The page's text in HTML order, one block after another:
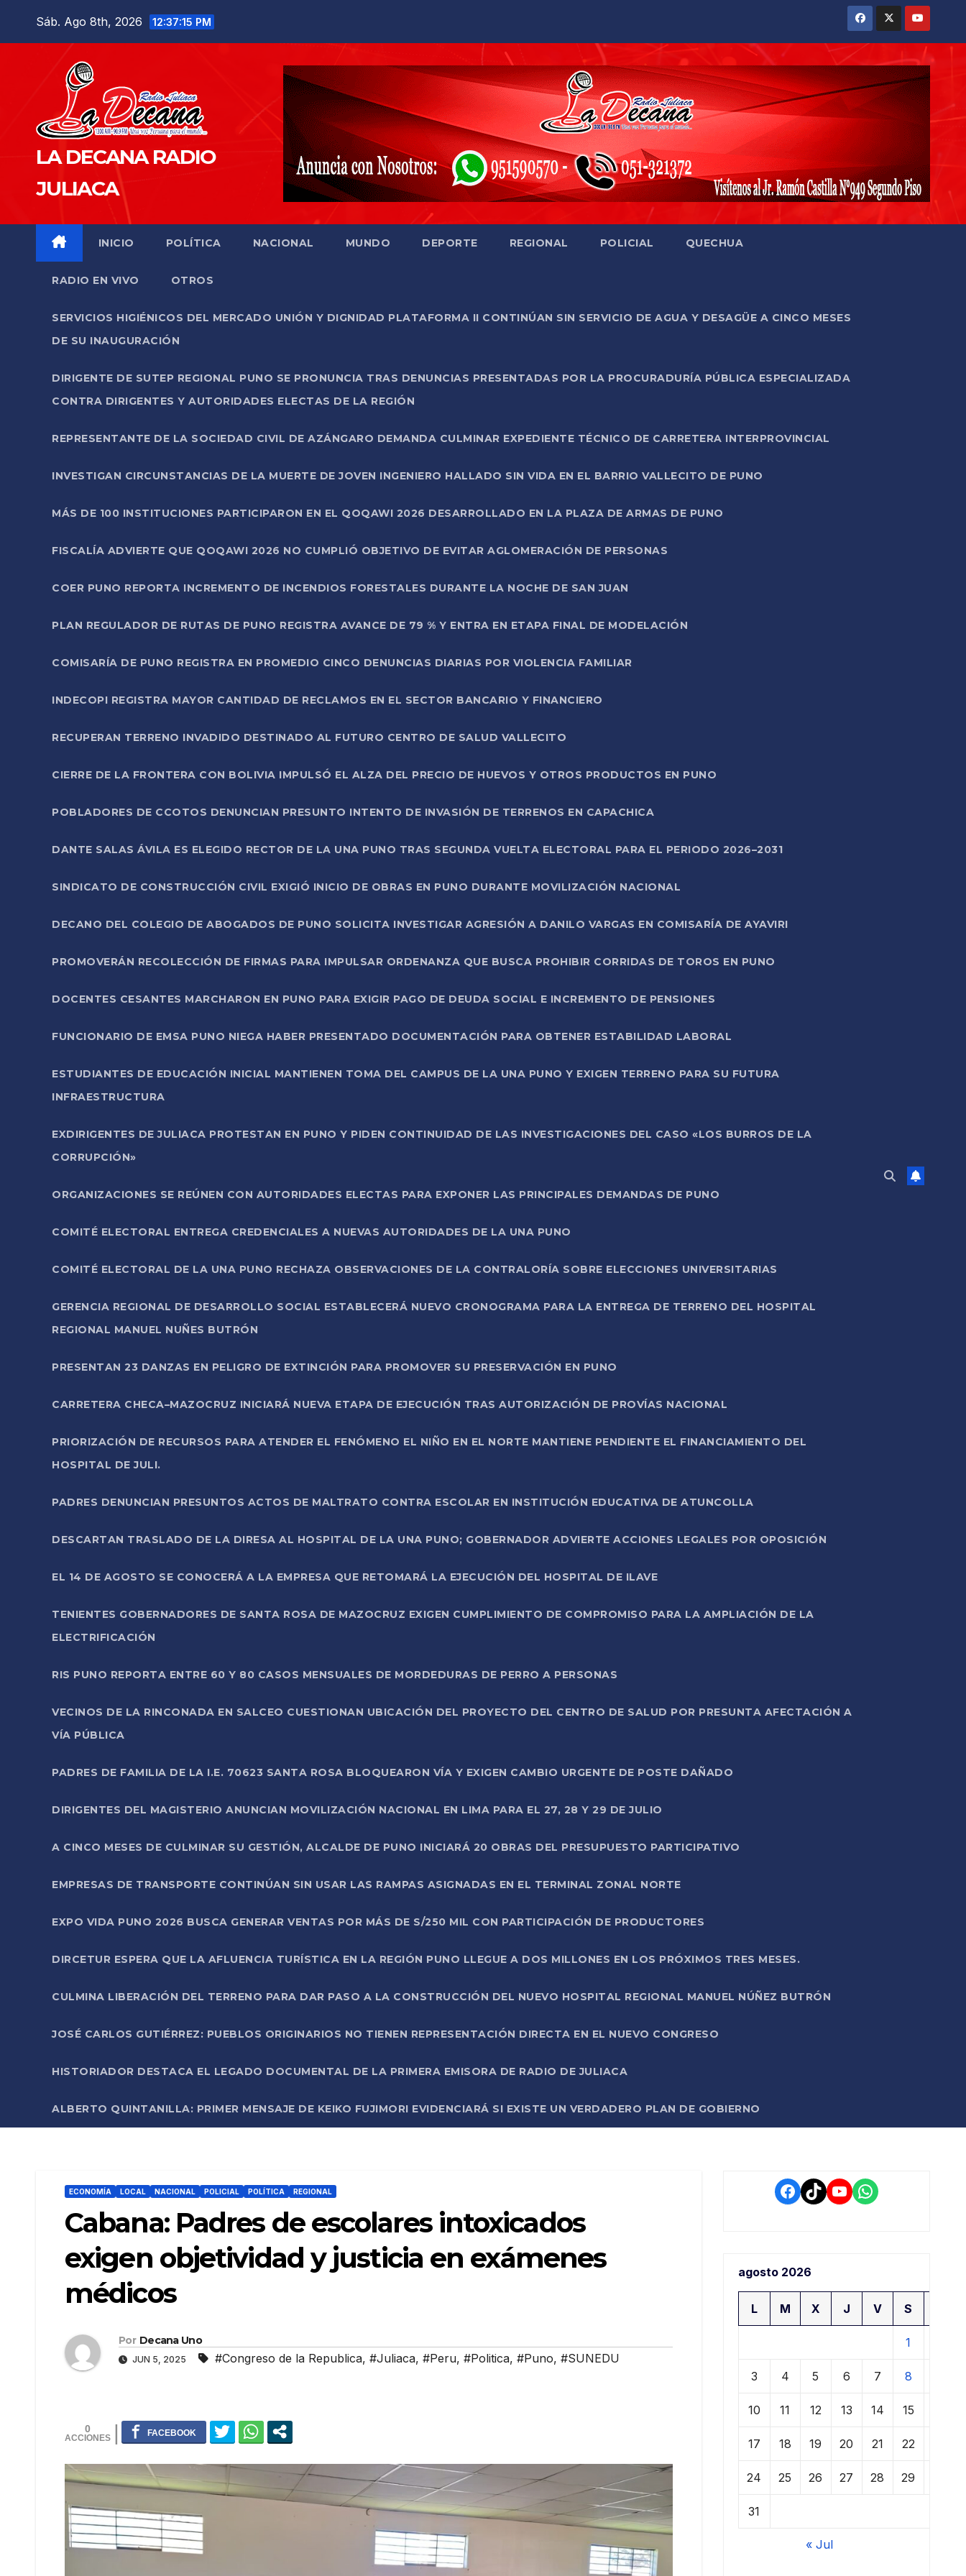
Sáb. Ago 8th, 2026 12:37:16 PM
LA DECANA RADIO
JULIACA
INICIO POLÍTICA NACIONAL MUNDO DEPORTE REGIONAL POLICIAL QUECHUA
RADIO EN VIVO OTROS
SERVICIOS HIGIÉNICOS DEL MERCADO UNIÓN Y DIGNIDAD PLATAFORMA II CONTINÚAN SIN SERVICIO DE AGUA Y DESAGÜE A CINCO MESES
DE SU INAUGURACIÓN
DIRIGENTE DE SUTEP REGIONAL PUNO SE PRONUNCIA TRAS DENUNCIAS PRESENTADAS POR LA PROCURADURÍA PÚBLICA ESPECIALIZADA
CONTRA DIRIGENTES Y AUTORIDADES ELECTAS DE LA REGIÓN
REPRESENTANTE DE LA SOCIEDAD CIVIL DE AZÁNGARO DEMANDA CULMINAR EXPEDIENTE TÉCNICO DE CARRETERA INTERPROVINCIAL
INVESTIGAN CIRCUNSTANCIAS DE LA MUERTE DE JOVEN INGENIERO HALLADO SIN VIDA EN EL BARRIO VALLECITO DE PUNO
MÁS DE 100 INSTITUCIONES PARTICIPARON EN EL QOQAWI 2026 DESARROLLADO EN LA PLAZA DE ARMAS DE PUNO
FISCALÍA ADVIERTE QUE QOQAWI 2026 NO CUMPLIÓ OBJETIVO DE EVITAR AGLOMERACIÓN DE PERSONAS
COER PUNO REPORTA INCREMENTO DE INCENDIOS FORESTALES DURANTE LA NOCHE DE SAN JUAN
PLAN REGULADOR DE RUTAS DE PUNO REGISTRA AVANCE DE 79 % Y ENTRA EN ETAPA FINAL DE MODELACIÓN
COMISARÍA DE PUNO REGISTRA EN PROMEDIO CINCO DENUNCIAS DIARIAS POR VIOLENCIA FAMILIAR
INDECOPI REGISTRA MAYOR CANTIDAD DE RECLAMOS EN EL SECTOR BANCARIO Y FINANCIERO
RECUPERAN TERRENO INVADIDO DESTINADO AL FUTURO CENTRO DE SALUD VALLECITO
CIERRE DE LA FRONTERA CON BOLIVIA IMPULSÓ EL ALZA DEL PRECIO DE HUEVOS Y OTROS PRODUCTOS EN PUNO
POBLADORES DE CCOTOS DENUNCIAN PRESUNTO INTENTO DE INVASIÓN DE TERRENOS EN CAPACHICA
DANTE SALAS ÁVILA ES ELEGIDO RECTOR DE LA UNA PUNO TRAS SEGUNDA VUELTA ELECTORAL PARA EL PERIODO 2026–2031
SINDICATO DE CONSTRUCCIÓN CIVIL EXIGIÓ INICIO DE OBRAS EN PUNO DURANTE MOVILIZACIÓN NACIONAL
DECANO DEL COLEGIO DE ABOGADOS DE PUNO SOLICITA INVESTIGAR AGRESIÓN A DANILO VARGAS EN COMISARÍA DE AYAVIRI
PROMOVERÁN RECOLECCIÓN DE FIRMAS PARA IMPULSAR ORDENANZA QUE BUSCA PROHIBIR CORRIDAS DE TOROS EN PUNO
DOCENTES CESANTES MARCHARON EN PUNO PARA EXIGIR PAGO DE DEUDA SOCIAL E INCREMENTO DE PENSIONES
FUNCIONARIO DE EMSA PUNO NIEGA HABER PRESENTADO DOCUMENTACIÓN PARA OBTENER ESTABILIDAD LABORAL
ESTUDIANTES DE EDUCACIÓN INICIAL MANTIENEN TOMA DEL CAMPUS DE LA UNA PUNO Y EXIGEN TERRENO PARA SU FUTURA
INFRAESTRUCTURA
EXDIRIGENTES DE JULIACA PROTESTAN EN PUNO Y PIDEN CONTINUIDAD DE LAS INVESTIGACIONES DEL CASO «LOS BURROS DE LA
CORRUPCIÓN»
ORGANIZACIONES SE REÚNEN CON AUTORIDADES ELECTAS PARA EXPONER LAS PRINCIPALES DEMANDAS DE PUNO
COMITÉ ELECTORAL ENTREGA CREDENCIALES A NUEVAS AUTORIDADES DE LA UNA PUNO
COMITÉ ELECTORAL DE LA UNA PUNO RECHAZA OBSERVACIONES DE LA CONTRALORÍA SOBRE ELECCIONES UNIVERSITARIAS
GERENCIA REGIONAL DE DESARROLLO SOCIAL ESTABLECERÁ NUEVO CRONOGRAMA PARA LA ENTREGA DE TERRENO DEL HOSPITAL
REGIONAL MANUEL NUÑES BUTRÓN
PRESENTAN 23 DANZAS EN PELIGRO DE EXTINCIÓN PARA PROMOVER SU PRESERVACIÓN EN PUNO
CARRETERA CHECA–MAZOCRUZ INICIARÁ NUEVA ETAPA DE EJECUCIÓN TRAS AUTORIZACIÓN DE PROVÍAS NACIONAL
PRIORIZACIÓN DE RECURSOS PARA ATENDER EL FENÓMENO EL NIÑO EN EL NORTE MANTIENE PENDIENTE EL FINANCIAMIENTO DEL
HOSPITAL DE JULI.
PADRES DENUNCIAN PRESUNTOS ACTOS DE MALTRATO CONTRA ESCOLAR EN INSTITUCIÓN EDUCATIVA DE ATUNCOLLA
DESCARTAN TRASLADO DE LA DIRESA AL HOSPITAL DE LA UNA PUNO; GOBERNADOR ADVIERTE ACCIONES LEGALES POR OPOSICIÓN
EL 14 DE AGOSTO SE CONOCERÁ A LA EMPRESA QUE RETOMARÁ LA EJECUCIÓN DEL HOSPITAL DE ILAVE
TENIENTES GOBERNADORES DE SANTA ROSA DE MAZOCRUZ EXIGEN CUMPLIMIENTO DE COMPROMISO PARA LA AMPLIACIÓN DE LA
ELECTRIFICACIÓN
RIS PUNO REPORTA ENTRE 60 Y 80 CASOS MENSUALES DE MORDEDURAS DE PERRO A PERSONAS
VECINOS DE LA RINCONADA EN SALCEO CUESTIONAN UBICACIÓN DEL PROYECTO DEL CENTRO DE SALUD POR PRESUNTA AFECTACIÓN A
VÍA PÚBLICA
PADRES DE FAMILIA DE LA I.E. 70623 SANTA ROSA BLOQUEARON VÍA Y EXIGEN CAMBIO URGENTE DE POSTE DAÑADO
DIRIGENTES DEL MAGISTERIO ANUNCIAN MOVILIZACIÓN NACIONAL EN LIMA PARA EL 27, 28 Y 29 DE JULIO
A CINCO MESES DE CULMINAR SU GESTIÓN, ALCALDE DE PUNO INICIARÁ 20 OBRAS DEL PRESUPUESTO PARTICIPATIVO
EMPRESAS DE TRANSPORTE CONTINÚAN SIN USAR LAS RAMPAS ASIGNADAS EN EL TERMINAL ZONAL NORTE
EXPO VIDA PUNO 2026 BUSCA GENERAR VENTAS POR MÁS DE S/250 MIL CON PARTICIPACIÓN DE PRODUCTORES
DIRCETUR ESPERA QUE LA AFLUENCIA TURÍSTICA EN LA REGIÓN PUNO LLEGUE A DOS MILLONES EN LOS PRÓXIMOS TRES MESES.
CULMINA LIBERACIÓN DEL TERRENO PARA DAR PASO A LA CONSTRUCCIÓN DEL NUEVO HOSPITAL REGIONAL MANUEL NÚÑEZ BUTRÓN
JOSÉ CARLOS GUTIÉRREZ: PUEBLOS ORIGINARIOS NO TIENEN REPRESENTACIÓN DIRECTA EN EL NUEVO CONGRESO
HISTORIADOR DESTACA EL LEGADO DOCUMENTAL DE LA PRIMERA EMISORA DE RADIO DE JULIACA
ALBERTO QUINTANILLA: PRIMER MENSAJE DE KEIKO FUJIMORI EVIDENCIARÁ SI EXISTE UN VERDADERO PLAN DE GOBIERNO
ECONOMÍA LOCAL NACIONAL POLICIAL POLÍTICA REGIONAL
Cabana: Padres de escolares intoxicados
exigen objetividad y justicia en exámenes
médicos
Por Decana Uno
JUN 5, 2025 #Congreso de la Republica, #Juliaca, #Peru, #Politica, #Puno, #SUNEDU
0
Facebook
TikTokYouTube
WhatsApp
agosto 2026
L M X J V S
1
3 4 5 6 7 8
10 11 12 13 14 15
17 18 19 20 21 22
24 25 26 27 28 29
31
« Jul